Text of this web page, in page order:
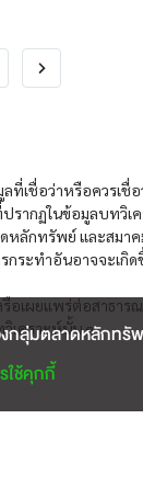
เชื่อว่าหรือควรเชื่
ากฏในข้อมูลบทวิเค
หลักทรัพย์ และสม
กระทำอันอาจจะเ
เผยแพร่ต่อสาธาร
เคราะห์นั้น ๆ
กลุ่มตลาดหลักทรั
ใช้คุกกี้